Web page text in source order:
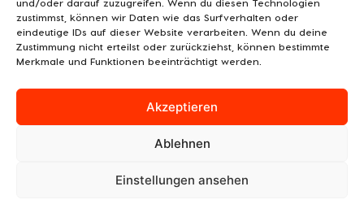
und/oder darauf zuzugreifen. Wenn du diesen Technologien
zustimmst, können wir Daten wie das Surfverhalten oder
eindeutige IDs auf dieser Website verarbeiten. Wenn du deine
Zustimmung nicht erteilst oder zurückziehst, können bestimmte
Merkmale und Funktionen beeinträchtigt werden.
Akzeptieren
Ablehnen
Einstellungen ansehen
UNSERE SPONSOREN KONTAKT
DATENSCHUTZ/COOKIES COOKIE-RICHTLINIE (EU)